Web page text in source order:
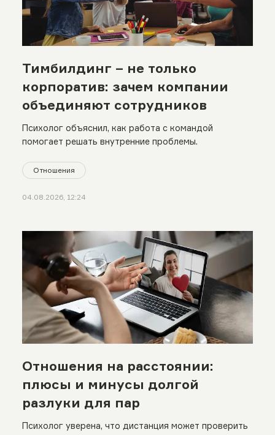
Тимбилдинг – не только
корпоратив: зачем компании
объединяют сотрудников
Психолог объяснил, как работа с командой
помогает решать внутренние проблемы.
Отношения
04.08.2026, 12:24
Отношения на расстоянии:
плюсы и минусы долгой
разлуки для пар
Психолог уверена, что дистанция может проверить